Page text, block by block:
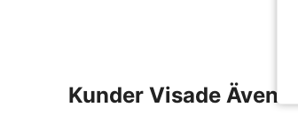
Kunder Visade Även